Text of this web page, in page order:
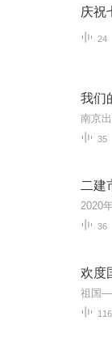
庆祝
24
我们
35
二建
36
欢度
116